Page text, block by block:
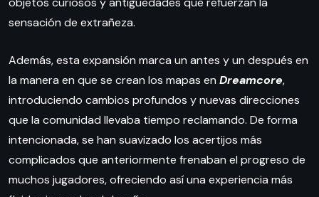
sensación de extrañeza.
Además, esta expansión marca un antes y un después en
la manera en que se crean los mapas en Dreamcore,
introduciendo cambios profundos y nuevas direcciones
que la comunidad llevaba tiempo reclamando. De forma
intencionada, se han suavizado los acertijos más
complicados que anteriormente frenaban el progreso de
muchos jugadores, ofreciendo así una experiencia más